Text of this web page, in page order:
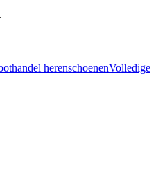
herenschoenenVolledige